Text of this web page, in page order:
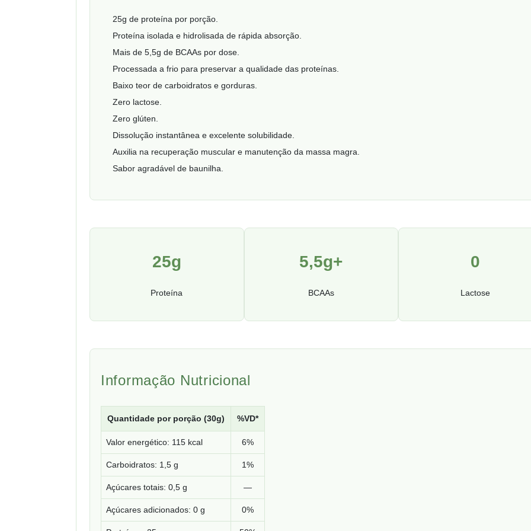
25g de proteína por porção.
Proteína isolada e hidrolisada de rápida absorção.
Mais de 5,5g de BCAAs por dose.
Processada a frio para preservar a qualidade das proteínas.
Baixo teor de carboidratos e gorduras.
Zero lactose.
Zero glúten.
Dissolução instantânea e excelente solubilidade.
Auxilia na recuperação muscular e manutenção da massa magra.
Sabor agradável de baunilha.
25g
Proteína
5,5g+
BCAAs
0
Lactose
Informação Nutricional
Quantidade por porção (30g) %VD*
Valor energético: 115 kcal 6%
Carboidratos: 1,5 g 1%
Açúcares totais: 0,5 g —
Açúcares adicionados: 0 g 0%